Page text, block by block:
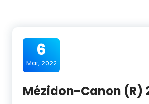
6
Mar, 2022
Mézidon-Canon (R)